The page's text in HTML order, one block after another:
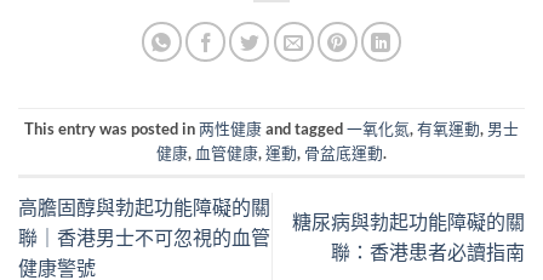
This entry was posted in两性健康and tagged一氧化氮,有氧運動, 男士
健康, 血管健康,運動, 骨盆底運動.
高膽固醇與勃起功能障礙的關
聯｜香港男士不可忽視的血管
健康警號
糖尿病與勃起功能障礙的關
聯：香港患者必讀指南